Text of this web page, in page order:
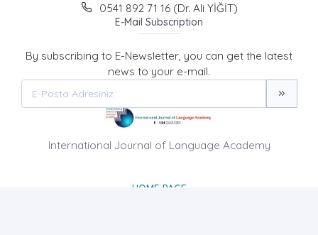
0541 892 71 16 (Dr. Ali YİĞİT)
E-Mail Subscription
By subscribing to E-Newsletter, you can get the latest
news to your e-mail.
International Journal of Language Academy
HOME PAGE